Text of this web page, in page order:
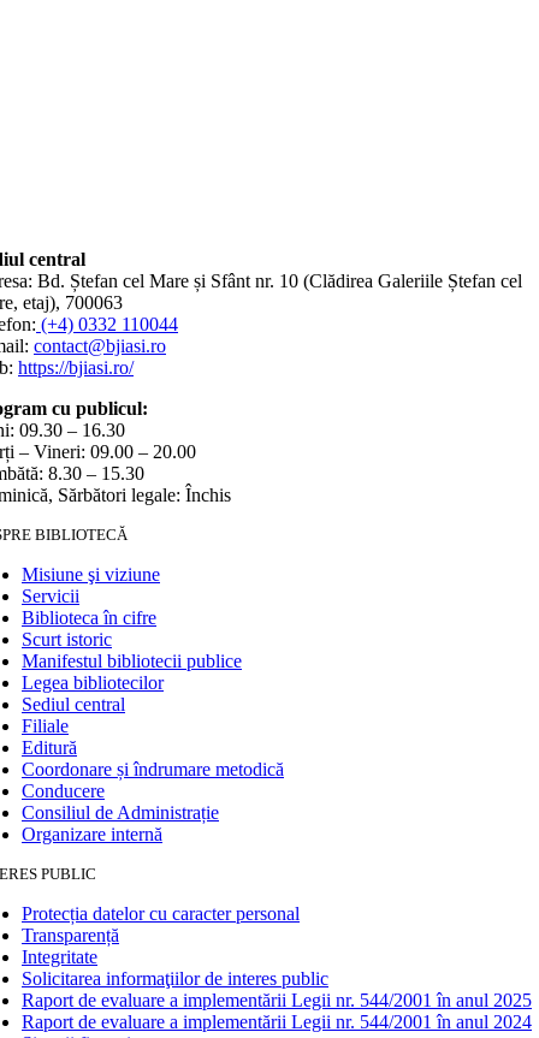
central
Bd. Ștefan cel Mare și Sfânt nr. 10 (Clădirea Galeriile Ștefan cel
etaj), 700063
(+4) 0332 110044
contact@bjiasi.ro
https://bjiasi.ro/
cu publicul:
09.30 – 16.30
– Vineri: 09.00 – 20.00
8.30 – 15.30
Sărbători legale: Închis
BIBLIOTECĂ
Misiune şi viziune
Servicii
Biblioteca în cifre
Scurt istoric
Manifestul bibliotecii publice
Legea bibliotecilor
Sediul central
Filiale
Editură
Coordonare și îndrumare metodică
Conducere
Consiliul de Administrație
Organizare internă
PUBLIC
Protecția datelor cu caracter personal
Transparență
Integritate
Solicitarea informaţiilor de interes public
Raport de evaluare a implementării Legii nr. 544/2001 în anul 2025
Raport de evaluare a implementării Legii nr. 544/2001 în anul 2024